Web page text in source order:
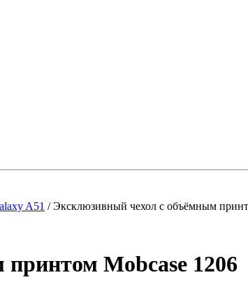
A51 /Эксклюзивный чехол с объёмным
Mobcase 1206